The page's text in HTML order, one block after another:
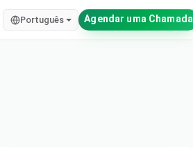
Português Agendar uma Chamada